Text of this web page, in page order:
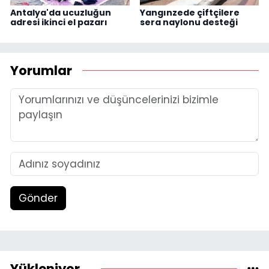
Antalya'da ucuzluğun
adresi ikinci el pazarı
Yangınzede çiftçilere
sera naylonu desteği
Yorumlar
Gönder